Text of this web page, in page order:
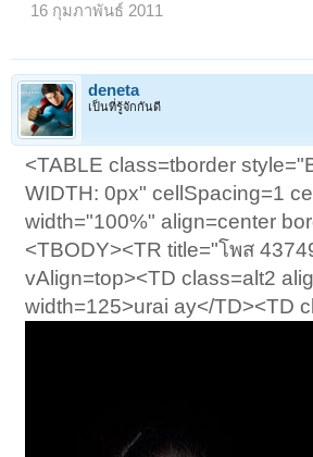
16 กุมภาพันธ์ 2011
deneta
เป็นที่รู้จักกันดี
<TABLE class=tborder
WIDTH: 0px" cellSpacing=1
width="100%" align=center
<TBODY><TR title="โพส
vAlign=top><TD class=alt2
width=125>urai ay</TD><TD